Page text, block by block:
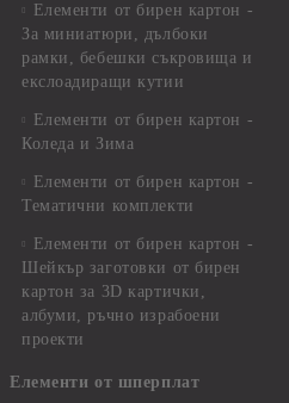
Елементи от бирен картон -
За миниатюри, дълбоки
рамки, бебешки съкровища и
екслоадиращи кутии
Елементи от бирен картон -
Коледа и Зима
Елементи от бирен картон -
Тематични комплекти
Елементи от бирен картон -
Шейкър заготовки от бирен
картон за 3D картички,
албуми, ръчно израбоени
проекти
Елементи от шперплат